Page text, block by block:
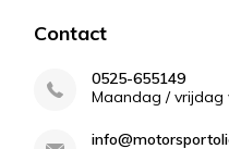
Contact
0525-655149
Maandag / vrijdag